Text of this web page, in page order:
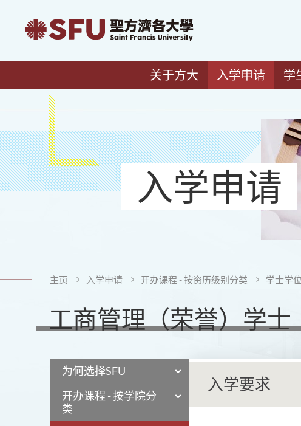
关于方大 入学申请 学
入学申请
主页 入学申请 开办课程 - 按资历级别分类 学士学
工商管理（荣誉）学士
为何选择SFU
开办课程 - 按学院分
类
入学要求